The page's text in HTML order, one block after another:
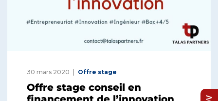
30 mars 2020 Offre stage
Offre stage conseil en